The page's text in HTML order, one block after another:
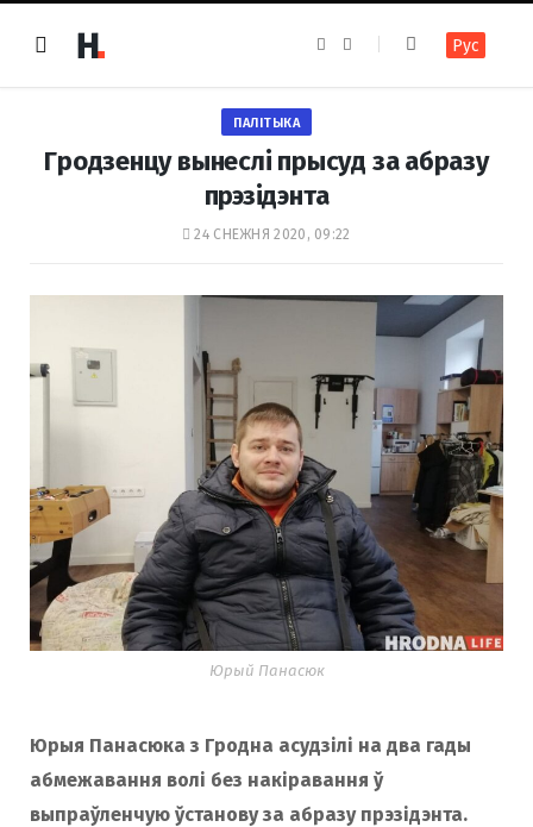
e
k
t
a
m
Рус
ПАЛІТЫКА
Гродзенцу вынеслі прысуд за абразу
прэзідэнта
24 СНЕЖНЯ 2020, 09:22
Юрый Панасюк
Юрыя Панасюка з Гродна асудзілі на два гады
абмежавання волі без накіравання ў
выпраўленчую ўстанову за абразу прэзідэнта.